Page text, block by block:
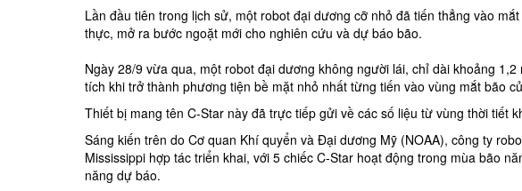
Góc báo chí
Emagazine
Video
Lần đầu tiên trong lịch sử, một robot đại dương cỡ nhỏ đã tiến thẳng vào
thực, mở ra bước ngoặt mới cho nghiên cứu và dự báo bão.
Ngày 28/9 vừa qua, một robot đại dương không người lái, chỉ dài khoảng
tích khi trở thành phương tiện bề mặt nhỏ nhất từng tiến vào vùng mắt bão
Thiết bị mang tên C-Star này đã trực tiếp gửi về các số liệu từ vùng thời tiết
Sáng kiến trên do Cơ quan Khí quyển và Đại dương Mỹ (NOAA), công ty
Mississippi hợp tác triển khai, với 5 chiếc C-Star hoạt động trong mùa bão
năng dự báo.